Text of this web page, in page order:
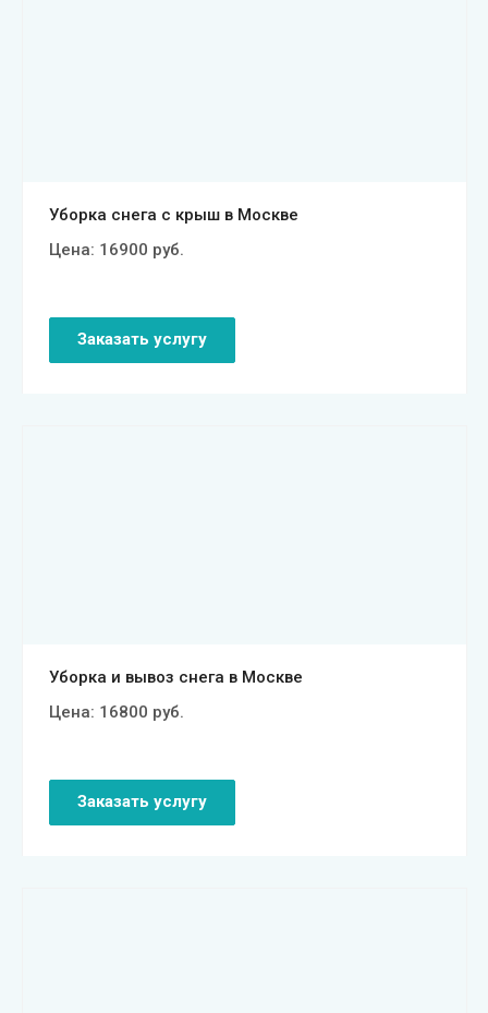
Уборка снега с крыш в Москве
Цена: 16900 руб.
Заказать услугу
Уборка и вывоз снега в Москве
Цена: 16800 руб.
Заказать услугу